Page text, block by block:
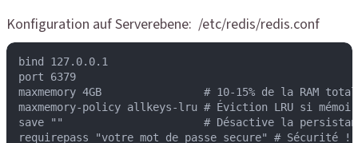
Konfiguration auf Serverebene: /etc/redis/redis.conf
bind 127.0.0.1
port 6379
maxmemory 4GB                # 10-15% de la RAM
maxmemory-policy allkeys-lru # Éviction LRU si
save ""                      # Désactive la
requirepass "votre_mot_de_passe_secure" # Sécurité !